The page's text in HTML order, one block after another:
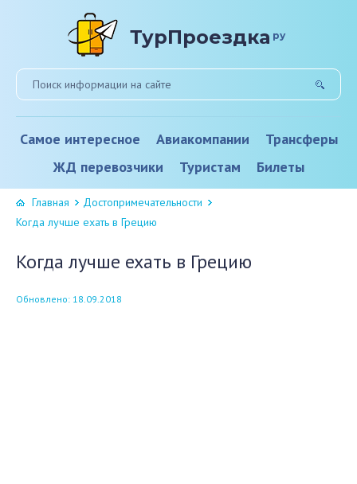
ТурПроездка ру
Самое интересное Авиакомпании
Трансферы
ЖД перевозчики
Туристам Билеты
Главная
Достопримечательности
Когда лучше ехать в Грецию
Когда лучше ехать в Грецию
Обновлено: 18.09.2018